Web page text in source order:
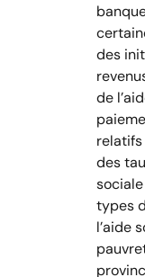
des
de
relatifs
des
types
l’aide